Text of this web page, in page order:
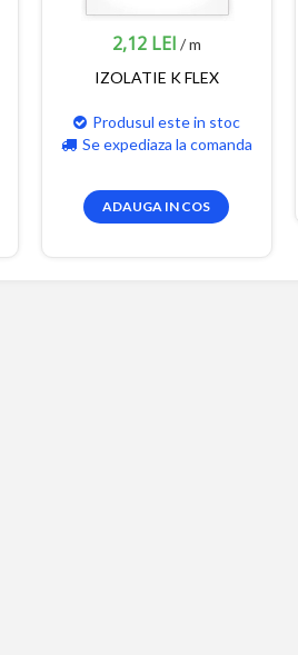
2,12 LEI / m
IZOLATIE K FLEX
Produsul este in stoc
Se expediaza la comanda
ADAUGA IN COS